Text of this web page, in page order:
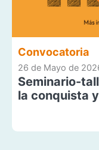
Convocatoria
26 de Mayo de
Seminario-
la conquista